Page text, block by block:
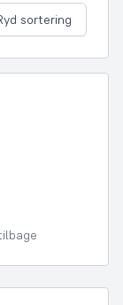
sortering